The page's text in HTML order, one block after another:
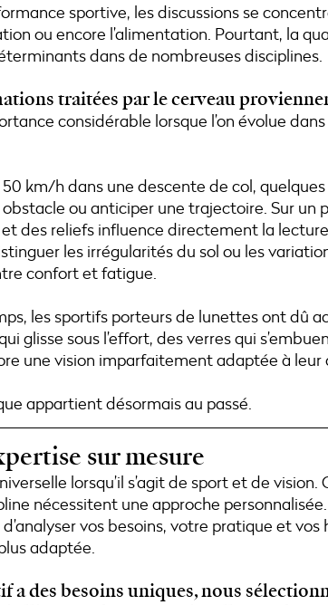
sportive, les discussions se
ou encore l’alimentation. Pourtant, la
dans de nombreuses disciplines.
traitées par le cerveau
considérable lorsque l’on évolue
km/h dans une descente de col,
ou anticiper une trajectoire. Sur un
des reliefs influence directement la
les irrégularités du sol ou les
confort et fatigue.
les sportifs porteurs de lunettes ont dû
glisse sous l’effort, des verres qui
une vision imparfaitement adaptée à leur
appartient désormais au passé.
sur mesure
lorsqu’il s’agit de sport et de
nécessitent une approche personnalisée.
vos besoins, votre pratique et
adaptée.
a des besoins uniques, nous